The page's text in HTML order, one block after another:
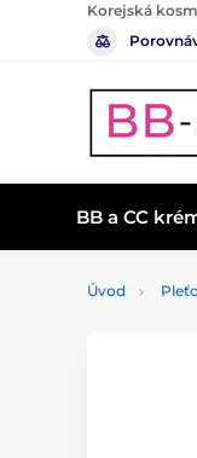
Korejská
BB a CC
Úvod